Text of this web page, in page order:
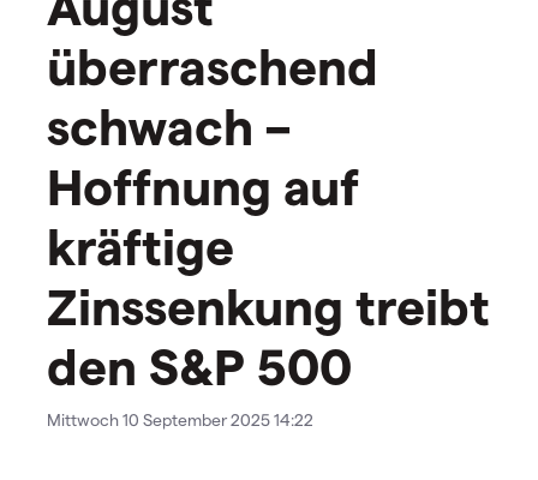
überraschend
schwach –
Hoffnung auf
kräftige
Zinssenkung treibt
den S&P 500
Mittwoch 10 September 2025 14:22